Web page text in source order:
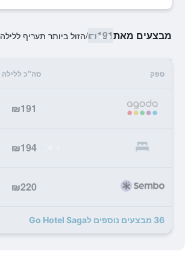
מבצעים מאת₪191
/הזול ביותר תעריף ללילה
ספק סה"כ ללילה
₪191
₪194
₪220
36 מבצעים נוספים לGo Hotel Saga